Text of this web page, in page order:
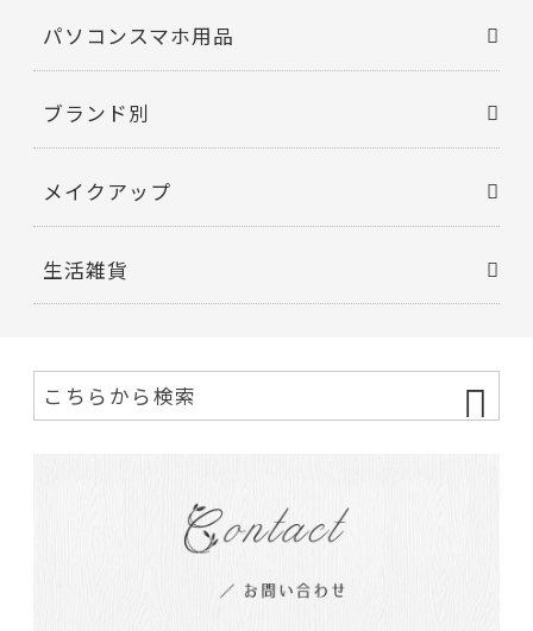
パソコンスマホ用品
ブランド別
メイクアップ
生活雑貨